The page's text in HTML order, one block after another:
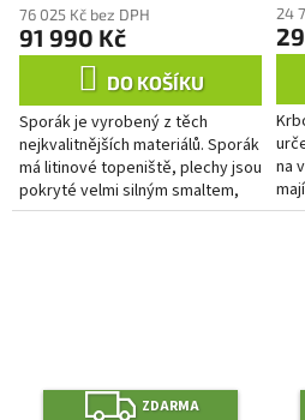
76 025 Kč bez DPH
91 990 Kč
DO KOŠÍKU
Sporák je vyrobený z těch
nejkvalitnějších materiálů. Sporák
má litinové topeniště, plechy jsou
pokryté velmi silným smaltem,
trouba je smaltovaná, dvojité
24
na
Z
ZDARMA